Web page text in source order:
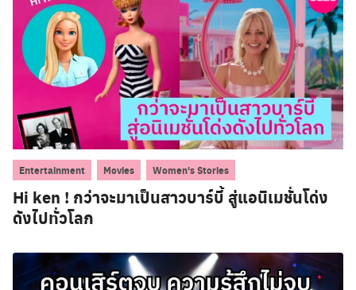
Entertainment Movies Women's Stories
Hi ken ! กว่าจะมาเป็นสาวบาร์บี้ สู่แอนิเมชั่นโด่ง
ดังไปทั่วโลก